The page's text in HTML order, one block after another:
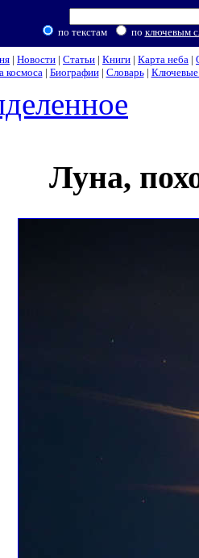
по текстам по ключевым
| Новости | Статьи | Книги | Карта неба |
космоса| Биографии| Словарь| Ключевые
Луна,